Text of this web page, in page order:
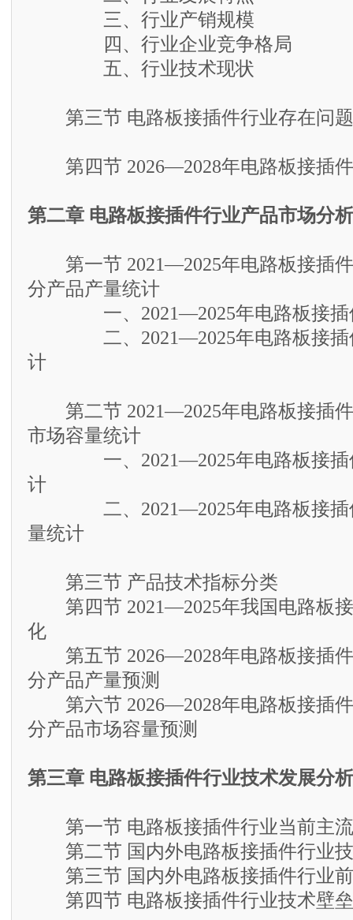
三、行业产销规模
四、行业企业竞争格局
五、行业技术现状
第三节 电路板接插件行业存在问
第四节 2026—2028年电路板接插件
第二章 电路板接插件行业产品市场分析
第一节 2021—2025年电路板接插件
分产品产量统计
一、2021—2025年电路板接插件
二、2021—2025年电路板接插件
计
第二节 2021—2025年电路板接插件
市场容量统计
一、2021—2025年电路板接插件
计
二、2021—2025年电路板接插件
量统计
第三节 产品技术指标分类
第四节 2021—2025年我国电路板接
化
第五节 2026—2028年电路板接插件
分产品产量预测
第六节 2026—2028年电路板接插件
分产品市场容量预测
第三章 电路板接插件行业技术发展分析
第一节 电路板接插件行业当前主
第二节 国内外电路板接插件行业
第三节 国内外电路板接插件行业前
第四节 电路板接插件行业技术壁